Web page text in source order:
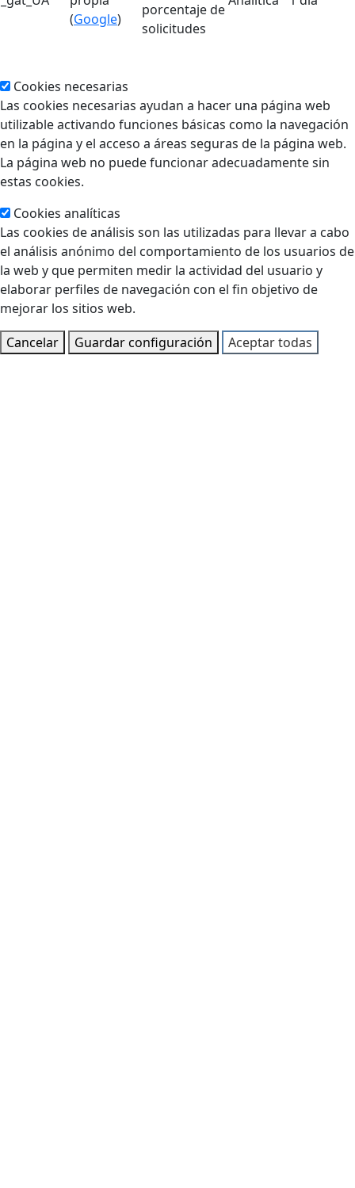
(Google)
porcentaje de
solicitudes
Cookies necesarias
Las cookies necesarias ayudan a hacer una página web
utilizable activando funciones básicas como la navegación
en la página y el acceso a áreas seguras de la página web.
La página web no puede funcionar adecuadamente sin
estas cookies.
Cookies analíticas
Las cookies de análisis son las utilizadas para llevar a cabo
el análisis anónimo del comportamiento de los usuarios de
la web y que permiten medir la actividad del usuario y
elaborar perfiles de navegación con el fin objetivo de
mejorar los sitios web.
Cancelar
Guardar configuración Aceptar todas